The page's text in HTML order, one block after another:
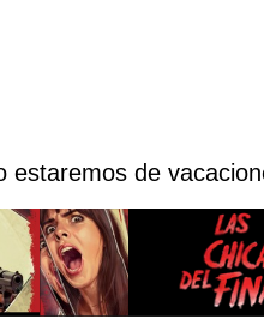
estaremos de